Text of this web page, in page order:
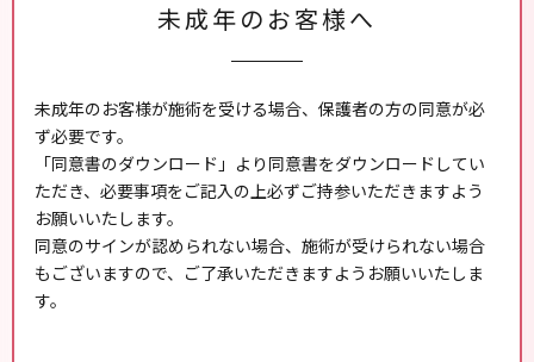
未成年のお客様へ
未成年のお客様が施術を受ける場合、保護者の方の同意が必
ず必要です。
「同意書のダウンロード」より同意書をダウンロードしてい
ただき、必要事項をご記入の上必ずご持参いただきますよう
お願いいたします。
同意のサインが認められない場合、施術が受けられない場合
もございますので、ご了承いただきますようお願いいたしま
す。